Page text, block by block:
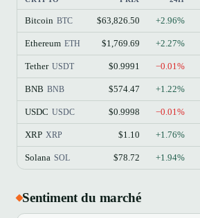
Bitcoin BTC $63,826.50 +2.96%
Ethereum ETH $1,769.69 +2.27%
Tether USDT $0.9991 −0.01%
BNB BNB $574.47 +1.22%
USDC USDC $0.9998 −0.01%
XRP XRP $1.10 +1.76%
Solana SOL $78.72 +1.94%
Sentiment du marché